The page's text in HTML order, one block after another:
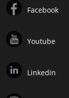
Facebook
Youtube
Linkedin